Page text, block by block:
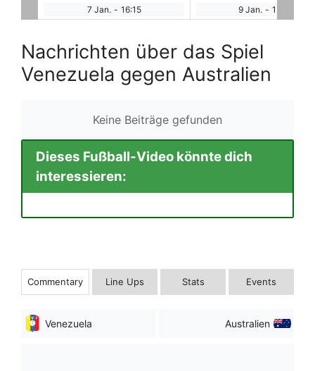
9 Jan. - 15:00 18 Jan. - 19:00
Nachrichten über das Spiel
Venezuela gegen Australien
Keine Beiträge gefunden
Dieses Fußball-Video könnte dich
interessieren:
Commentary Line Ups Stats Events
Venezuela Australien